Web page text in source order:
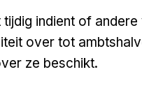
indient of
over tot
ze beschikt.